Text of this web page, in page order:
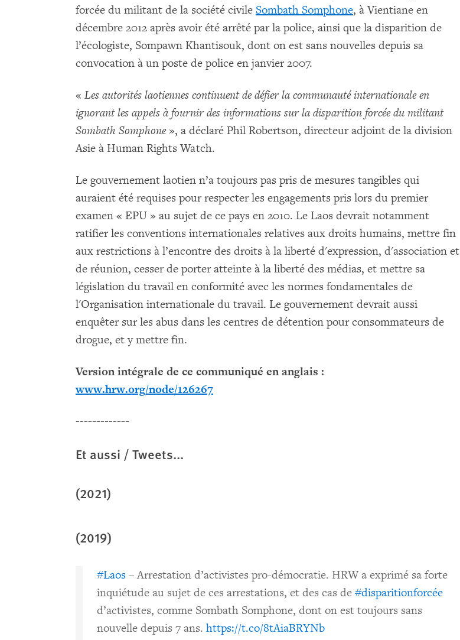
forcée du militant de la société civile Sombath Somphone, à Vientiane en
décembre 2012 après avoir été arrêté par la police, ainsi que la disparition de
l’écologiste, Sompawn Khantisouk, dont on est sans nouvelles depuis sa
convocation à un poste de police en janvier 2007.
« Les autorités laotiennes continuent de défierla communauté internationaleen
ignorant les appels à fournir des informations sur la disparition forcée du militant
Sombath Somphone», a déclaré Phil Robertson, directeur adjoint de la division
Asie à Human Rights Watch.
Le gouvernement laotien n’a toujours pas pris de mesures tangibles qui
auraient été requises pour respecter les engagements pris lors du premier
examen « EPU » au sujet de ce pays en 2010. Le Laos devrait notamment
ratifier les conventions internationales relatives aux droits humains, mettre fin
aux restrictions à l’encontre des droits à la liberté d'expression, d'association et
de réunion, cesser de porter atteinte à la liberté des médias, et mettre sa
législation du travail en conformité avec les normes fondamentales de
l'Organisation internationale du travail. Le gouvernement devrait aussi
enquêter sur les abus dans les centres de détention pour consommateurs de
drogue, et y mettre fin.
Version intégrale de ce communiqué en anglais :
www.hrw.org/node/126267
-------------
Et aussi / Tweets...
(2021)
(2019)
#Laos – Arrestation d’activistes pro-démocratie. HRW a exprimé sa forte
inquiétude au sujet de ces arrestations, et des cas de #disparitionforcée
d’activistes, comme Sombath Somphone, dont on est toujours sans
nouvelle depuis 7 ans. https://t.co/8tAiaBRYNb